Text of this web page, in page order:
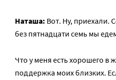
Наташа: Вот. Ну, приехали.
без пятнадцати семь мы
Что у меня есть хорошего в
поддержка моих близких.